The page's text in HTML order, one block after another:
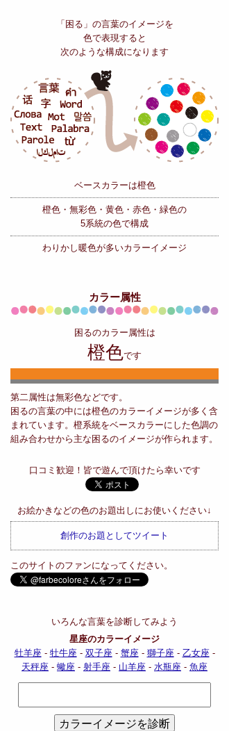
「困る」の言葉のイメージを
色で表現すると
次のような構成になります
ベースカラーは橙色
橙色・無彩色・黄色・赤色・緑色の
5系統の色で構成
わりかし暖色が多いカラーイメージ
カラー属性
困るのカラー属性は
橙色です
第二属性は無彩色などです。
困るの言葉の中には橙色のカラーイメージが多く含
まれています。橙系統をベースカラーにした色調の
組み合わせから主な困るのイメージが作られます。
口コミ歓迎！皆で遊んで頂けたら幸いです
お絵かきなどの色のお題出しにお使いください↓
創作のお題としてツイート
このサイトのファンになってください。
いろんな言葉を診断してみよう
星座のカラーイメージ
牡羊座- 牡牛座- 双子座- 蟹座- 獅子座- 乙女座-
天秤座 - 蠍座 - 射手座 - 山羊座 - 水瓶座 - 魚座